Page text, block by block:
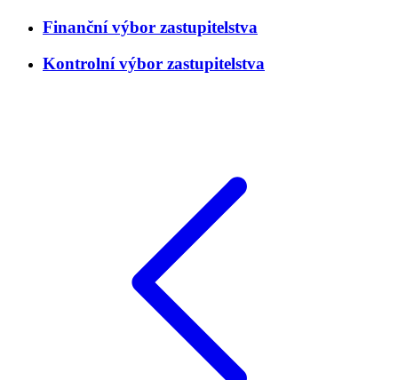
Finanční výbor zastupitelstva
Kontrolní výbor zastupitelstva